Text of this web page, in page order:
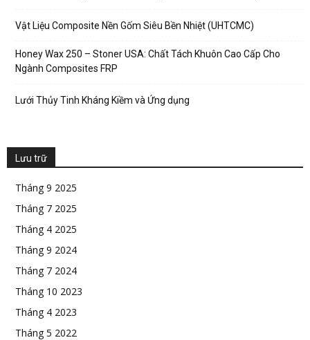
Vật Liệu Composite Nền Gốm Siêu Bền Nhiệt (UHTCMC)
Honey Wax 250 – Stoner USA: Chất Tách Khuôn Cao Cấp Cho
Ngành Composites FRP
Lưới Thủy Tinh Kháng Kiềm và Ứng dụng
Lưu trữ
Tháng 9 2025
Tháng 7 2025
Tháng 4 2025
Tháng 9 2024
Tháng 7 2024
Tháng 10 2023
Tháng 4 2023
Tháng 5 2022